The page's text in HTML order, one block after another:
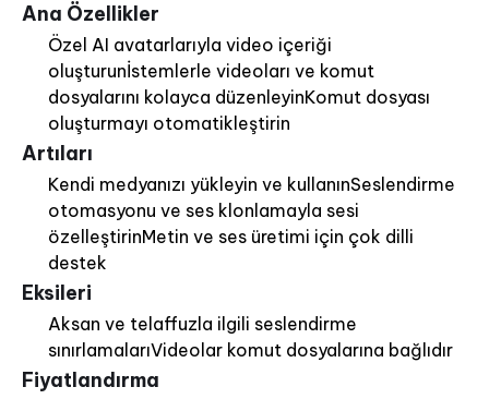
Ana Özellikler
Özel AI avatarlarıyla video içeriği
oluşturunİstemlerle videoları ve komut
dosyalarını kolayca düzenleyinKomut dosyası
oluşturmayı otomatikleştirin
Artıları
Kendi medyanızı yükleyin ve kullanınSeslendirme
otomasyonu ve ses klonlamayla sesi
özelleştirinMetin ve ses üretimi için çok dilli
destek
Eksileri
Aksan ve telaffuzla ilgili seslendirme
sınırlamalarıVideolar komut dosyalarına bağlıdır
Fiyatlandırma